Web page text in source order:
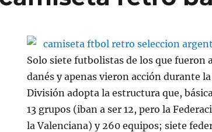
Solo siete futbolistas de los que
danés y apenas vieron acción durante
División adopta la estructura que,
13 grupos (iban a ser 12, pero la
la Valenciana) y 260 equipos; siete